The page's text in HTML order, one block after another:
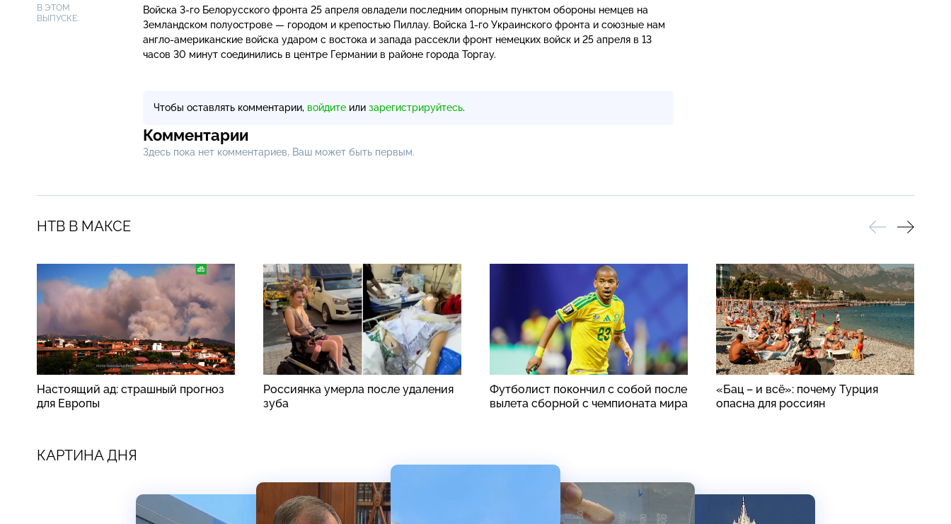
В ЭТОМ
ВЫПУСКЕ:
Войска 3-го Белорусского фронта 25 апреля овладели последним опорным пунктом обороны немцев на
Земландском полуострове — городом и крепостью Пиллау. Войска 1-го Украинского фронта и союзные нам
англо-американские войска ударом с востока и запада рассекли фронт немецких войск и 25 апреля в 13
часов 30 минут соединились в центре Германии в районе города Торгау.
Чтобы оставлять комментарии, войдите или зарегистрируйтесь.
Комментарии
Здесь пока нет комментариев, Ваш может быть первым.
НТВ В МАКСЕ
Настоящий ад: страшный прогноз
для Европы
Россиянка умерла после удаления
зуба
Футболист покончил с собой после
вылета сборной с чемпионата мира
«Бац – и всё»: почему Турция
опасна для россиян
КАРТИНА ДНЯ